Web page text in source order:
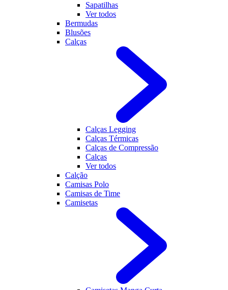
Sapatilhas
Ver todos
Bermudas
Blusões
Calças
Calças Legging
Calças Térmicas
Calças de Compressão
Calças
Ver todos
Calção
Camisas Polo
Camisas de Time
Camisetas